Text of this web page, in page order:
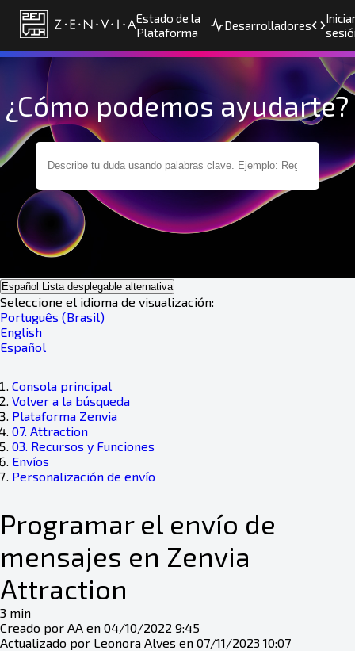
Estado de la
Plataforma
Desarrolladores
¿Cómo podemos ayudarte?
Español Lista desplegable alternativa
Seleccione el idioma de visualización:
Português (Brasil)
English
Español
Consola principal
Volver a la búsqueda
Plataforma Zenvia
07. Attraction
03. Recursos y Funciones
Envíos
Personalización de envío
Programar el envío de
mensajes en Zenvia
Attraction
3 min
Creado por AA en 04/10/2022 9:45
Actualizado por Leonora Alves en 07/11/2023 10:07